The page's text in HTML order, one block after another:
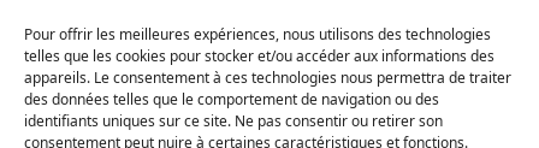
Pour offrir les meilleures expériences, nous utilisons des technologies
telles que les cookies pour stocker et/ou accéder aux informations des
appareils. Le consentement à ces technologies nous permettra de traiter
des données telles que le comportement de navigation ou des
identifiants uniques sur ce site. Ne pas consentir ou retirer son
consentement peut nuire à certaines caractéristiques et fonctions.